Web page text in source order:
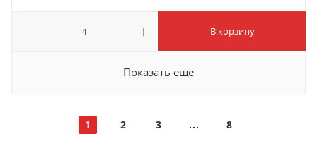
В корзину
Показать еще
1 2 3 8